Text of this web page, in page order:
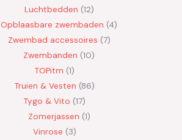
Luchtbedden 12
Opblaasbare zwembaden 4
Zwembad accessoires 7
Zwembanden 10
TOPitm 1
Truien & Vesten 86
Tygo & Vito 17
Zomerjassen 1
Vinrose 3